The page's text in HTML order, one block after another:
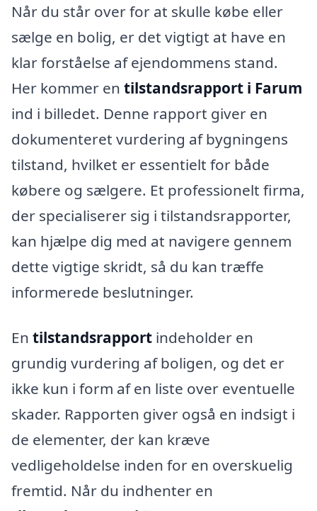
Når du står over for at skulle købe eller
sælge en bolig, er det vigtigt at have en
klar forståelse af ejendommens stand.
Her kommer en tilstandsrapport i Farum
ind i billedet. Denne rapport giver en
dokumenteret vurdering af bygningens
tilstand, hvilket er essentielt for både
købere og sælgere. Et professionelt firma,
der specialiserer sig i tilstandsrapporter,
kan hjælpe dig med at navigere gennem
dette vigtige skridt, så du kan træffe
informerede beslutninger.
En tilstandsrapport indeholder en
grundig vurdering af boligen, og det er
ikke kun i form af en liste over eventuelle
skader. Rapporten giver også en indsigt i
de elementer, der kan kræve
vedligeholdelse inden for en overskuelig
fremtid. Når du indhenter en